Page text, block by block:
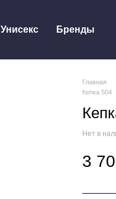
Унисекс Бренды
Главная
Кепка 504
Нет в
3